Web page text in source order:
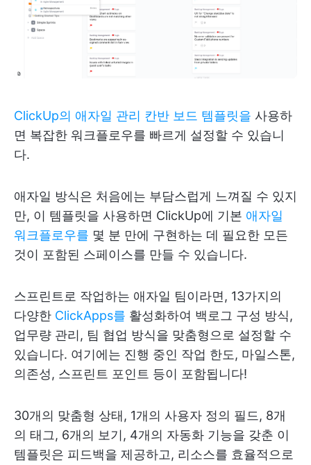
ClickUp의 애자일 관리 칸반 보드 템플릿을 사용하
면 복잡한 워크플로우를 빠르게 설정할 수 있습니
다.
애자일 방식은 처음에는 부담스럽게 느껴질 수 있지
만, 이 템플릿을 사용하면 ClickUp에 기본 애자일
워크플로우를 몇 분 만에 구현하는 데 필요한 모든
것이 포함된 스페이스를 만들 수 있습니다.
스프린트로 작업하는 애자일 팀이라면, 13가지의
다양한 ClickApps를 활성화하여 백로그 구성 방식,
업무량 관리, 팀 협업 방식을 맞춤형으로 설정할 수
있습니다. 여기에는 진행 중인 작업 한도, 마일스톤,
의존성, 스프린트 포인트 등이 포함됩니다!
30개의 맞춤형 상태, 1개의 사용자 정의 필드, 8개
의 태그, 6개의 보기, 4개의 자동화 기능을 갖춘 이
템플릿은 피드백을 제공하고, 리소스를 효율적으로